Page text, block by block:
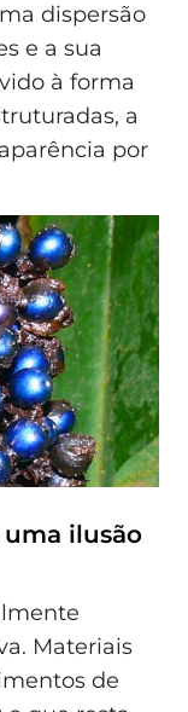
dispersão
e a sua
à forma
a
por
uma ilusão
Materiais
de